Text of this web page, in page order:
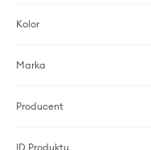
Kolor
Marka
Producent
ID Produktu